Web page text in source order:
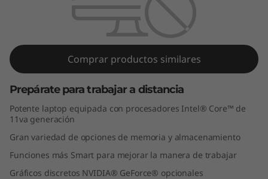
d
a
G
e
n
Comprar productos similares
Prepárate para trabajar a distancia
Potente laptop equipada con procesadores Intel® Core™ de
11va generación
Gran variedad de opciones de memoria y almacenamiento
Funciones más Smart para mejorar la manera de trabajar
Gráficos discretos NVIDIA® GeForce® opcionales